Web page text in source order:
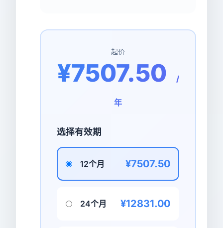
起价
¥7507.50 /
年
选择有效期
12个月 ¥7507.50
24个月 ¥12831.00